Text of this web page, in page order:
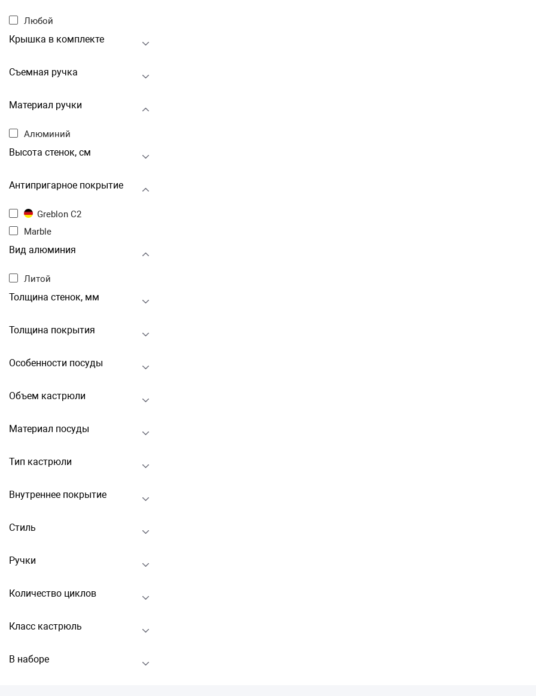
Любой
Крышка в комплекте
Съемная ручка
Материал ручки
Алюминий
Высота стенок, см
Антипригарное покрытие
Greblon C2
Marble
Вид алюминия
Литой
Толщина стенок, мм
Толщина покрытия
Особенности посуды
Объем кастрюли
Материал посуды
Тип кастрюли
Внутреннее покрытие
Стиль
Ручки
Количество циклов
Класс кастрюль
В наборе